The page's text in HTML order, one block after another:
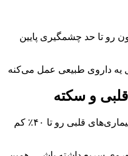
رو تا حد چشمگیری پایین
یه داروی طبیعی عمل می‌کنه
و سکته
طبق تحقیقات، ورزش منظم خطر بیماری‌های قلبی رو تا ۴۰٪ کم